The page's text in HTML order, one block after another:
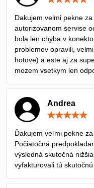
Dakujem velmi pekne
autorizovanom servise
bola len chyba v
problemov opravili,
hotove) a este aj za
mozem vsetkym len
Andrea
Ďakujem veľmi pekne
Počiatočná
výsledná skutočná
vyfakturovali tú